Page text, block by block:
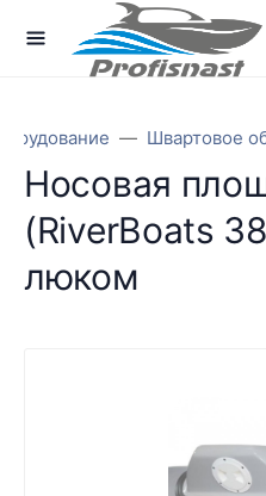
Швартовое
Носовая
(RiverBoats
люком